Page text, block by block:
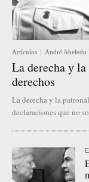
Artículos André Abeledo
La derecha y
derechos
La derecha y la
declaraciones que no